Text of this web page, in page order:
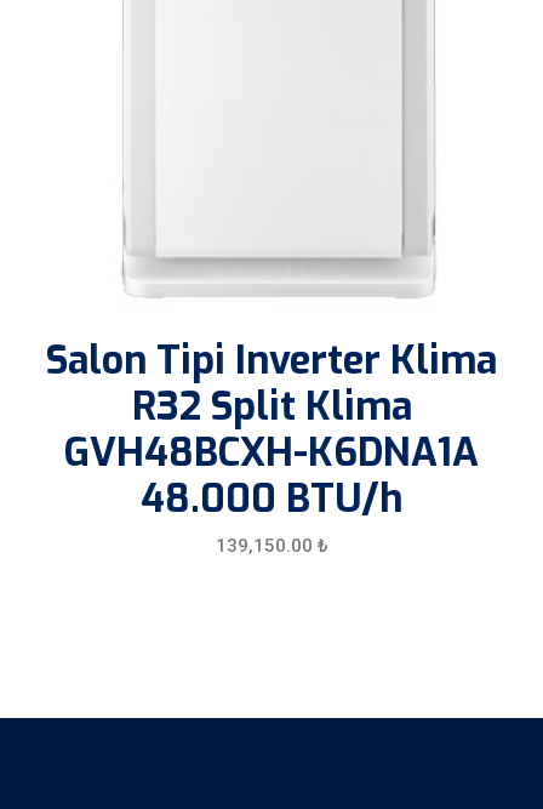
Salon Tipi Inverter Klima
R32 Split Klima
GVH48BCXH-K6DNA1A
48.000 BTU/h
139,150.00 ₺